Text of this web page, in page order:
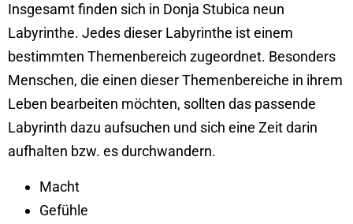
Insgesamt finden sich in Donja Stubica neun
Labyrinthe. Jedes dieser Labyrinthe ist einem
bestimmten Themenbereich zugeordnet. Besonders
Menschen, die einen dieser Themenbereiche in ihrem
Leben bearbeiten möchten, sollten das passende
Labyrinth dazu aufsuchen und sich eine Zeit darin
aufhalten bzw. es durchwandern.
Macht
Gefühle